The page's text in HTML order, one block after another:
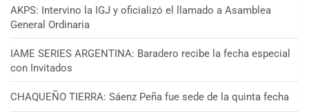
AKPS: Intervino la IGJ y oficializó el llamado a Asamblea
General Ordinaria
IAME SERIES ARGENTINA: Baradero recibe la fecha especial
con Invitados
CHAQUEÑO TIERRA: Sáenz Peña fue sede de la quinta fecha